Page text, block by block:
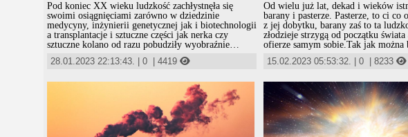
Pod koniec XX wieku ludzkość zachłystnęła się
swoimi osiągnięciami zarówno w dziedzinie
medycyny, inżynierii genetycznej jak i biotechnologii
a transplantacje i sztuczne części jak nerka czy
sztuczne kolano od razu pobudziły wyobraźnie
globalnych psychopatów, dla których eksperymenty
w zakresie materiałów i inżynierii genetycznej na
satysfakcji.Wzorem doskonałości nadal pozostał
człowiek. Roztoczyli więc oni wizję stworzenia
nowego bytu, który ma wyprzeć ludzkość i wznieść
się ponad ograniczenia ducha i materii w jakim
zamknięte jest dziś nie tylko ludzkie życie.
28.01.2023 22:13:43. 0 4419
Od wielu już lat, dekad i wieków
barany i pasterze. Pasterze, to ci co
z jej dobytku, barany zaś to ta
złodzieje strzygą od początku świata
ofierze samym sobie.Tak jak można
przyciąć rogi, opiłować kopytka,
rytualnie lub zwyczajnie - po
kopytka, albo po prostu rytualnie lub po
jesteśmy otępiani i mordowani co od
nazwano ludobójstwem.
15.02.2023 05:53:32. |0 |8233